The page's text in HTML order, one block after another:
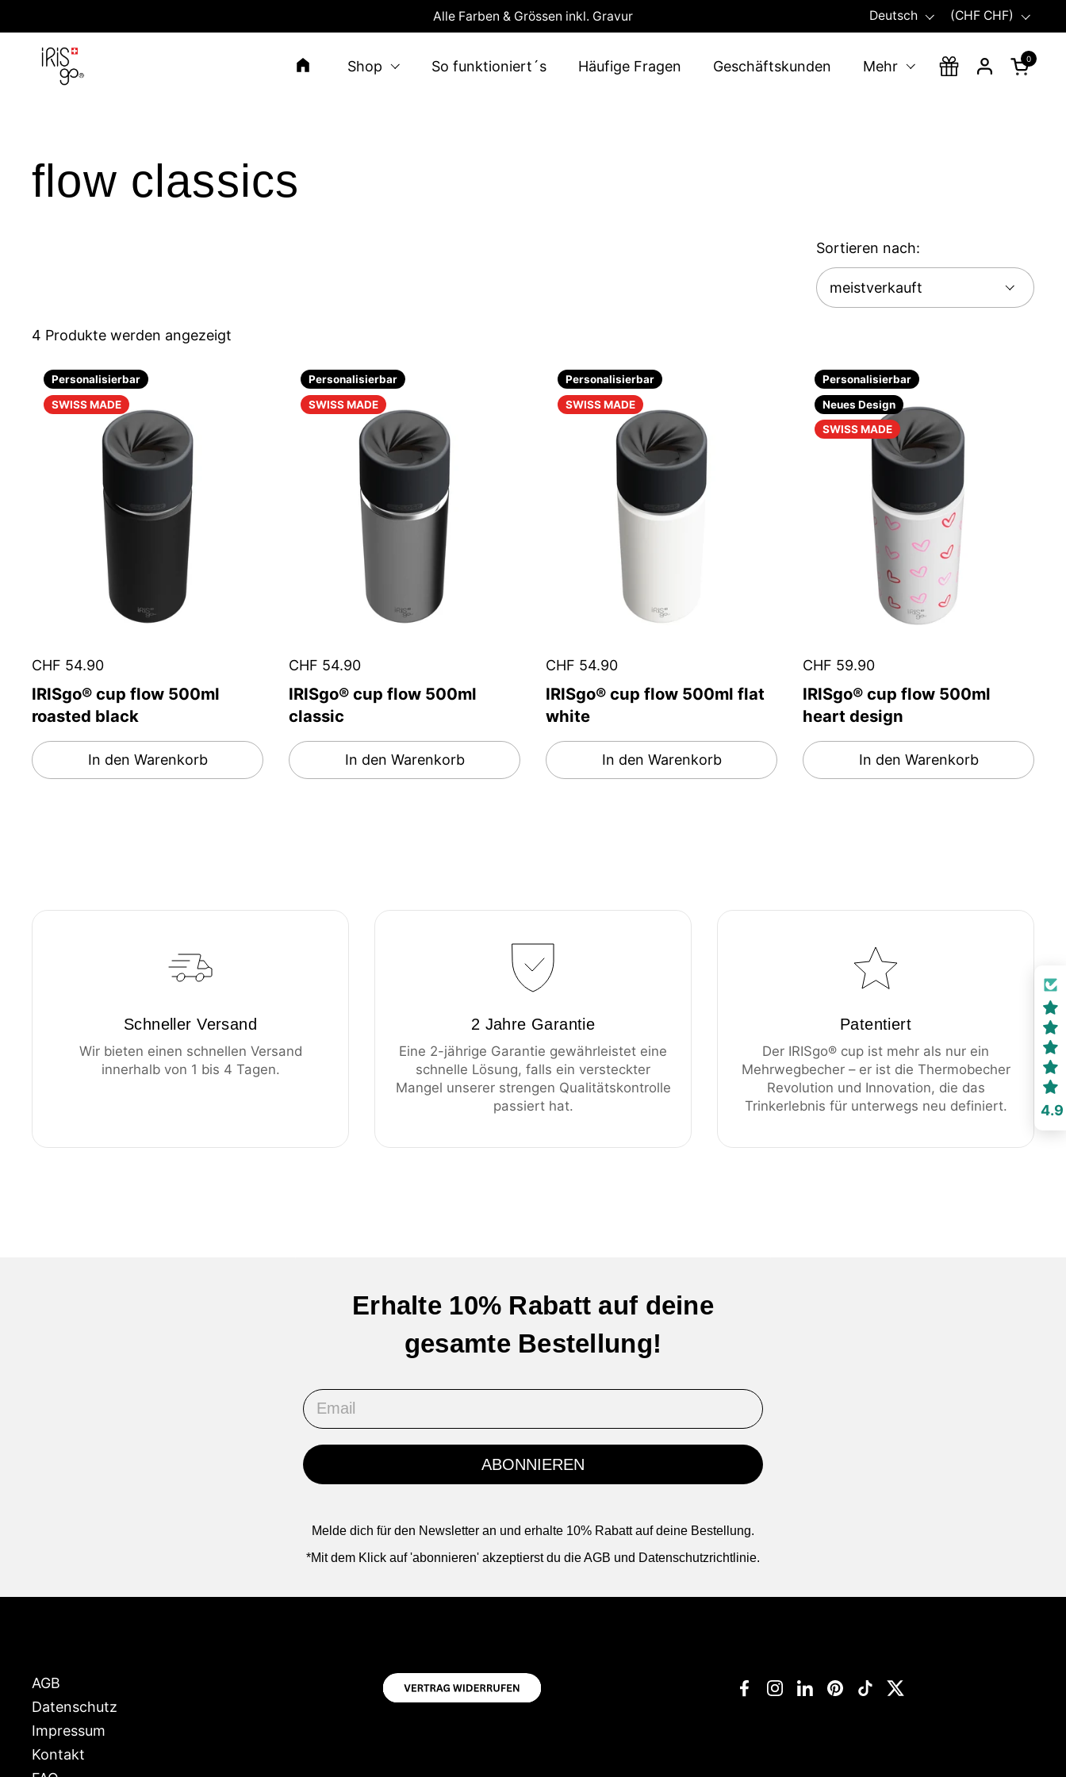
Alle Farben & Grössen inkl. Gravur Sprache
Deutsch Land/Region
(CHF CHF)
0
Shop So funktioniert´s Häufige Fragen Geschäftskunden Mehr
flow classics
Sortieren nach:
4 Produkte werden angezeigt
CHF 54.90
IRISgo® cup flow 500ml
roasted black
In den Warenkorb
Personalisierbar
SWISS MADE
CHF 54.90
IRISgo® cup flow 500ml
classic
In den Warenkorb
Personalisierbar
SWISS MADE
CHF 54.90
IRISgo® cup flow 500ml flat
white
In den Warenkorb
Personalisierbar
SWISS MADE
CHF 59.90
IRISgo® cup flow 500ml
heart design
In den Warenkorb
Personalisierbar
Neues Design
SWISS MADE
Schneller Versand
Wir bieten einen schnellen Versand
innerhalb von 1 bis 4 Tagen.
2 Jahre Garantie
Eine 2-jährige Garantie gewährleistet eine
schnelle Lösung, falls ein versteckter
Mangel unserer strengen Qualitätskontrolle
passiert hat.
Patentiert
Der IRISgo® cup ist mehr als nur ein
Mehrwegbecher – er ist die Thermobecher
Revolution und Innovation, die das
Trinkerlebnis für unterwegs neu definiert.
Erhalte 10% Rabatt auf deine
gesamte Bestellung!
Email
ABONNIEREN
Melde dich für den Newsletter an und erhalte 10% Rabatt auf deine Bestellung.
*Mit dem Klick auf 'abonnieren' akzeptierst du die AGB und Datenschutzrichtlinie.
AGB
Datenschutz
Impressum
Kontakt
Facebook
Instagram
LinkedInPinterest
TikTokTwitter
4.9